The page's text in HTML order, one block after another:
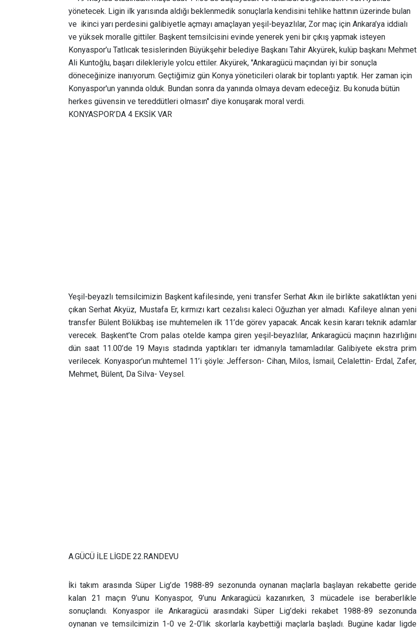
yönetecek. Ligin ilk yarısında aldığı beklenmedik sonuçlarla kendisini tehlike hattının üzerinde bulan
ve ikinci yarı perdesini galibiyetle açmayı amaçlayan yeşil-beyazlılar, Zor maç için Ankara’ya iddialı
ve yüksek moralle gittiler. Başkent temsilcisini evinde yenerek yeni bir çıkış yapmak isteyen
Konyaspor’u Tatlıcak tesislerinden Büyükşehir belediye Başkanı Tahir Akyürek, kulüp başkanı Mehmet
Ali Kuntoğlu, başarı dilekleriyle yolcu ettiler. Akyürek, "Ankaragücü maçından iyi bir sonuçla
döneceğinize inanıyorum. Geçtiğimiz gün Konya yöneticileri olarak bir toplantı yaptık. Her zaman için
Konyaspor'un yanında olduk. Bundan sonra da yanında olmaya devam edeceğiz. Bu konuda bütün
herkes güvensin ve tereddütleri olmasın" diye konuşarak moral verdi.
KONYASPOR’DA 4 EKSİK VAR
Yeşil-beyazlı temsilcimizin Başkent kafilesinde, yeni transfer Serhat Akın ile birlikte sakatlıktan yeni
çıkan Serhat Akyüz, Mustafa Er, kırmızı kart cezalısı kaleci Oğuzhan yer almadı. Kafileye alınan yeni
transfer Bülent Bölükbaş ise muhtemelen ilk 11’de görev yapacak. Ancak kesin kararı teknik adamlar
verecek. Başkent’te Crom palas otelde kampa giren yeşil-beyazlılar, Ankaragücü maçının hazırlığını
dün saat 11.00’de 19 Mayıs stadında yaptıkları ter idmanıyla tamamladılar. Galibiyete ekstra prim
verilecek. Konyaspor’un muhtemel 11’i şöyle: Jefferson- Cihan, Milos, İsmail, Celalettin- Erdal, Zafer,
Mehmet, Bülent, Da Silva- Veysel.
A.GÜCÜ İLE LİGDE 22.RANDEVU
İki takım arasında Süper Lig’de 1988-89 sezonunda oynanan maçlarla başlayan rekabette geride
kalan 21 maçın 9’unu Konyaspor, 9’unu Ankaragücü kazanırken, 3 mücadele ise beraberlikle
sonuçlandı. Konyaspor ile Ankaragücü arasındaki Süper Lig’deki rekabet 1988-89 sezonunda
oynanan ve temsilcimizin 1-0 ve 2-0’lık skorlarla kaybettiği maçlarla başladı. Bugüne kadar ligde